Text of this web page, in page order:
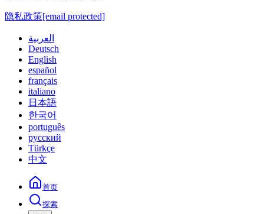
隐私政策[email protected]
العربية
Deutsch
English
español
français
italiano
日本語
한국어
português
русский
Türkçe
中文
首页
探索